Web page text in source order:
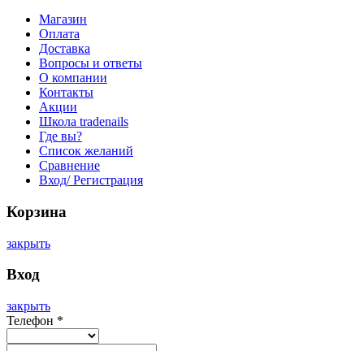
Магазин
Оплата
Доставка
Вопросы и ответы
О компании
Контакты
Акции
Школа tradenails
Где вы?
Список желаний
Сравнение
Вход/ Регистрация
Корзина
закрыть
Вход
закрыть
Телефон *